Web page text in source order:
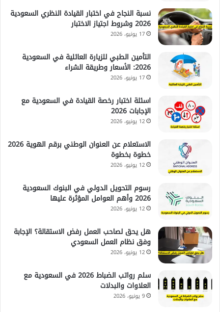
نسبة النجاح في اختبار القيادة النظري السعودية
2026 وشروط اجتياز الاختبار
17 يونيو، 2026
التأمين الطبي للزيارة العائلية في السعودية
2026: الأسعار وطريقة الشراء
17 يونيو، 2026
اسئلة اختبار رخصة القيادة في السعودية مع
الإجابات 2026
12 يونيو، 2026
الاستعلام عن العنوان الوطني برقم الهوية 2026
خطوة بخطوة
12 يونيو، 2026
رسوم التحويل الدولي في البنوك السعودية
2026 وأهم العوامل المؤثرة عليها
12 يونيو، 2026
هل يحق لصاحب العمل رفض الاستقالة؟ الإجابة
وفق نظام العمل السعودي
12 يونيو، 2026
سلم رواتب الضباط 2026 في السعودية مع
العلاوات والبدلات
9 يونيو، 2026